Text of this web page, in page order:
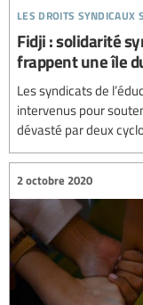
les droits syndicaux
Fidji : solidarité
frappent une île
Les syndicats de
intervenus pour
dévasté par deux
2 octobre 2020